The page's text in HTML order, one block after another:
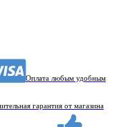
Оплата любым удобным
гарантия от магазина